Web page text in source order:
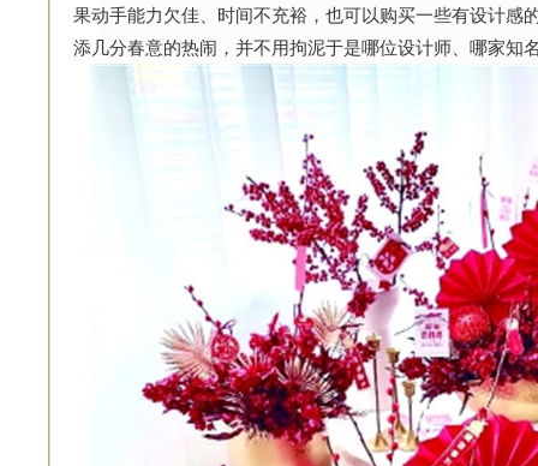
果动手能力欠佳、时间不充裕，也可以购买一些有设计感
添几分春意的热闹，并不用拘泥于是哪位设计师、哪家知